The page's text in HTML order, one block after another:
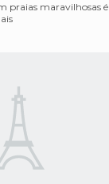
praias maravilhosas é